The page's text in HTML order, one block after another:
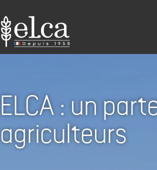
ELCA : un
agriculteurs